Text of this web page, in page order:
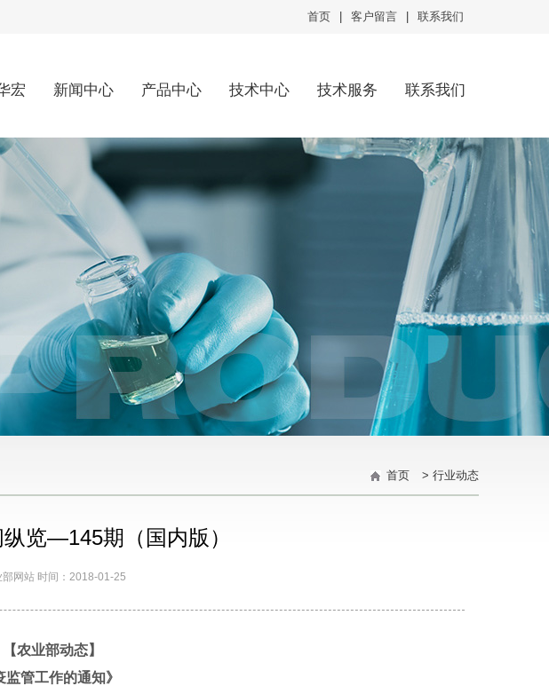
首页 客户留言 联系我们
宏 新闻中心 产品中心 技术中心 技术服务 联系我们
首页 > 行业动态
览—145期（国内版）
部网站 时间：2018-01-25
【农业部动态】
管工作的通知》